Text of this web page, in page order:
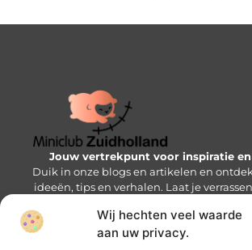
Wij hechten veel waarde
aan uw privacy.
Jouw vertrekpunt voor inspiratie
Duik in onze blogs en artikelen en
ideeën, tips en verhalen. Laat je
Bericht categorie